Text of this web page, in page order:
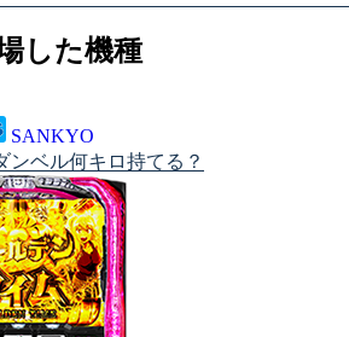
した機種
SANKYO
ンベル何キロ持てる？